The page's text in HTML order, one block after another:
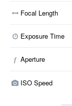
Focal Length
Exposure Time
f Aperture
ISO Speed